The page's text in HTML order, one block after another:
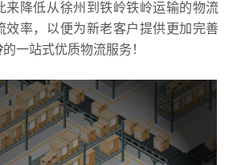
来降低从徐州到铁岭铁岭运输的物流
效率，以便为新老客户提供更加完善
的一站式优质物流服务！